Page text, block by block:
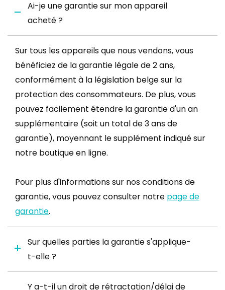
Ai-je une garantie sur mon appareil
acheté ?
Sur tous les appareils que nous vendons, vous
bénéficiez de la garantie légale de 2 ans,
conformément à la législation belge sur la
protection des consommateurs. De plus, vous
pouvez facilement étendre la garantie d'un an
supplémentaire (soit un total de 3 ans de
garantie), moyennant le supplément indiqué sur
notre boutique en ligne.
Pour plus d'informations sur nos conditions de
garantie, vous pouvez consulter notre page de
garantie.
Sur quelles parties la garantie s'applique-
t-elle ?
Y a-t-il un droit de rétractation/délai de